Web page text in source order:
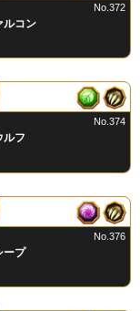
ルコン
No.372
ルフ
No.374
ープ
No.376